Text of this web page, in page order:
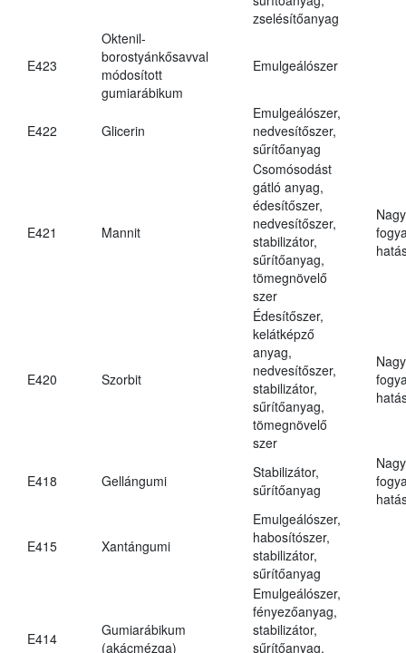
zselésítőanyag
E423
Oktenil-
borostyánkősavval
módosított
gumiarábikum
Emulgeálószer
E422 Glicerin
Emulgeálószer,
nedvesítőszer,
sűrítőanyag
E421 Mannit
Csomósodást
gátló anyag,
édesítőszer,
nedvesítőszer,
stabilizátor,
sűrítőanyag,
tömegnövelő
szer
E420 Szorbit
Édesítőszer,
kelátképző
anyag,
nedvesítőszer,
stabilizátor,
sűrítőanyag,
tömegnövelő
szer
E418 Gellángumi
Stabilizátor,
sűrítőanyag
E415 Xantángumi
Emulgeálószer,
habosítószer,
stabilizátor,
sűrítőanyag
E414
Gumiarábikum
(akácmézga)
Emulgeálószer,
fényezőanyag,
stabilizátor,
sűrítőanyag,